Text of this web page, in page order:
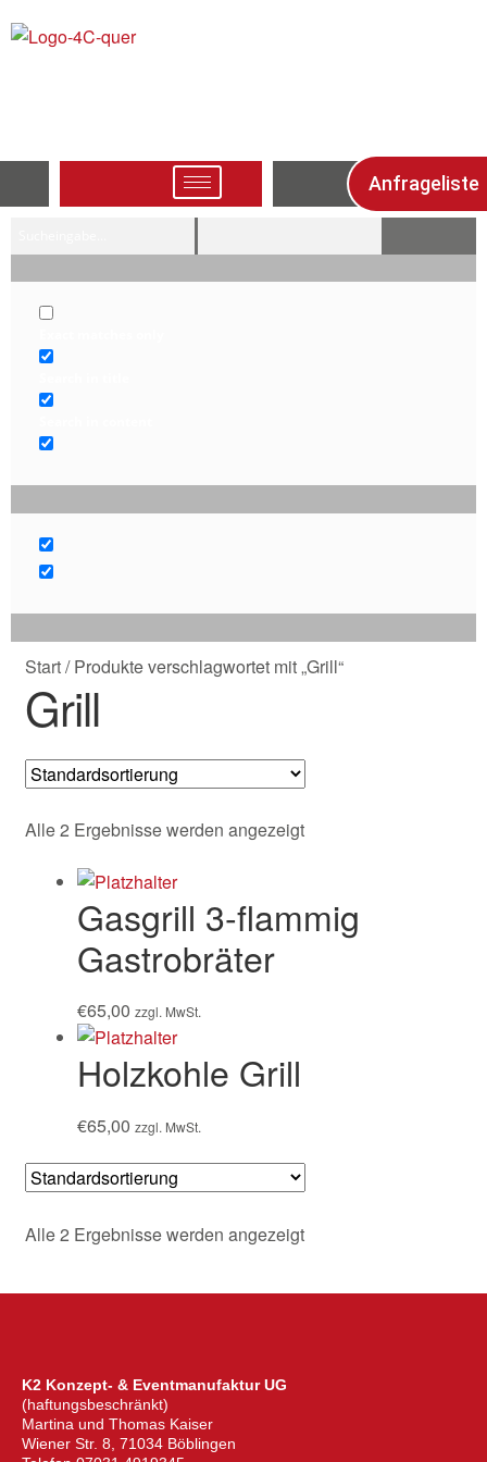
Anfrageliste
Start/Produkte verschlagwortet mit „Grill“
Grill
Alle 2 Ergebnisse werden angezeigt
Gasgrill 3-flammig
Gastrobräter
€65,00 zzgl. MwSt.
Holzkohle Grill
€65,00 zzgl. MwSt.
Alle 2 Ergebnisse werden angezeigt
K2 Konzept- & Eventmanufaktur UG
(haftungsbeschränkt)
Martina und Thomas Kaiser
Wiener Str. 8, 71034 Böblingen